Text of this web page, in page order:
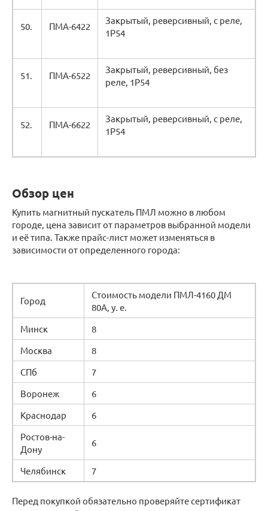
50. ПМА-6422
Закрытый, реверсивный, с реле,
1Р54
51. ПМА-6522
Закрытый, реверсивный, без
реле, 1Р54
52. ПМА-6622
Закрытый, реверсивный, с реле,
1Р54
Обзор цен
Купить магнитный пускатель ПМЛ можно в любом
городе, цена зависит от параметров выбранной модели
и её типа. Также прайс-лист может изменяться в
зависимости от определенного города:
Город
Стоимость модели ПМЛ-4160 ДМ
80А, у. е.
Минск
8
Москва
8
СПб
7
Воронеж
6
Краснодар
6
Ростов-на-
Дону
6
Челябинск 7
Перед покупкой обязательно проверяйте сертификат